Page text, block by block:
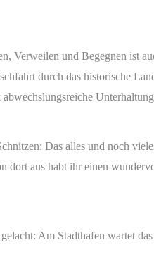
Verweilen und Begegnen ist
durch das historische
Das alles und noch
dort aus habt ihr einen
Am Stadthafen wartet